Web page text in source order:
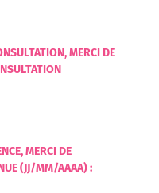
MERCI DE
MERCI DE
(JJ/MM/AAAA) :